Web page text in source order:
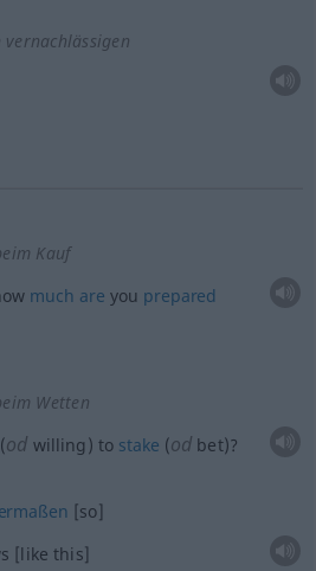
vernachlässigen
Kauf
much are you prepared
Wetten
(od willing) to stake (od bet)?
[so]
[like this]